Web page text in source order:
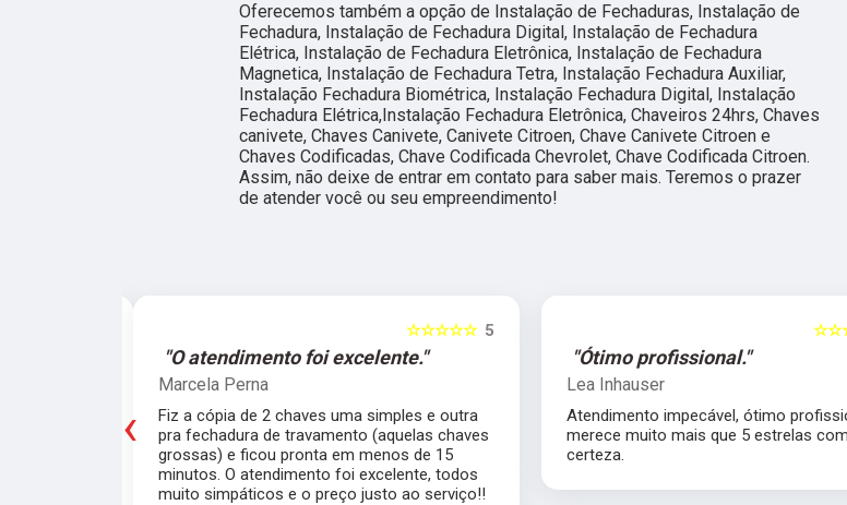
Oferecemos também a opção de Instalação de Fechaduras, Instalação de
Fechadura, Instalação de Fechadura Digital, Instalação de Fechadura
Elétrica, Instalação de Fechadura Eletrônica, Instalação de Fechadura
Magnetica, Instalação de Fechadura Tetra, Instalação Fechadura Auxiliar,
Instalação Fechadura Biométrica, Instalação Fechadura Digital, Instalação
Fechadura Elétrica,Instalação Fechadura Eletrônica, Chaveiros 24hrs, Chaves
canivete, Chaves Canivete, Canivete Citroen, Chave Canivete Citroen e
Chaves Codificadas, Chave Codificada Chevrolet, Chave Codificada Citroen.
Assim, não deixe de entrar em contato para saber mais. Teremos o prazer
de atender você ou seu empreendimento!
5
☆☆☆☆☆
"O atendimento foi excelente."
Marcela Perna
Fiz a cópia de 2 chaves uma simples e outra
pra fechadura de travamento (aquelas chaves
grossas) e ficou pronta em menos de 15
minutos. O atendimento foi excelente, todos
muito simpáticos e o preço justo ao serviço!!
"Ótimo profissional."
Lea Inhauser
Atendimento impecável, ótimo
merece muito mais que 5 estrelas com
certeza.
‹